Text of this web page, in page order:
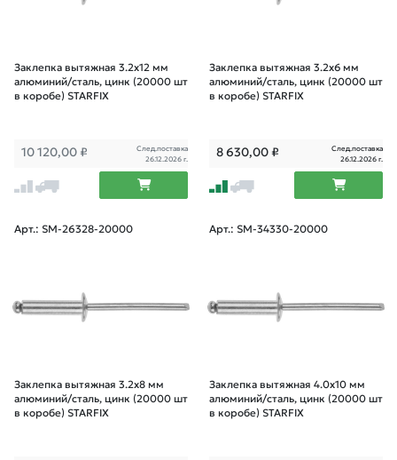
Заклепка вытяжная 3.2х12 мм
алюминий/сталь, цинк (20000 шт
в коробе) STARFIX
10 120,00 ₽
След.поставка
26.12.2026 г.
Заклепка вытяжная 3.2х6 мм
алюминий/сталь, цинк (20000 шт
в коробе) STARFIX
8 630,00₽
След.поставка
26.12.2026 г.
Арт.: SM-26328-20000
Заклепка вытяжная 3.2х8 мм
алюминий/сталь, цинк (20000 шт
в коробе) STARFIX
Арт.: SM-34330-20000
Заклепка вытяжная 4.0х10 мм
алюминий/сталь, цинк (20000 шт
в коробе) STARFIX